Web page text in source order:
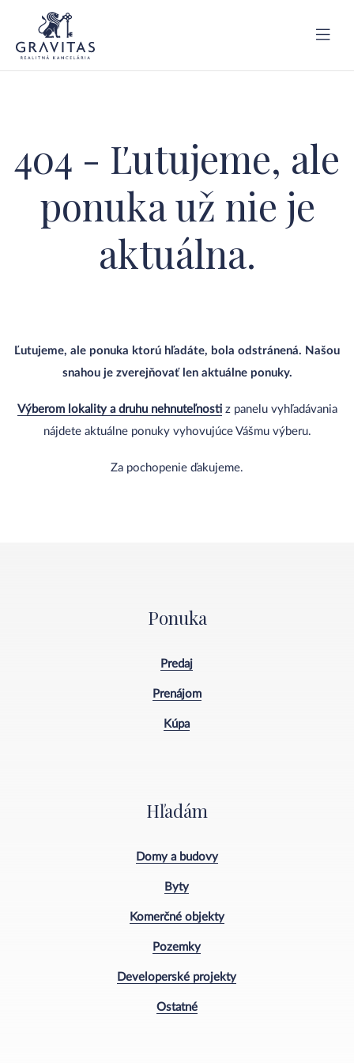
404 - Ľutujeme, ale
ponuka už nie je
aktuálna.
Ľutujeme, ale ponuka ktorú hľadáte, bola odstránená. Našou
snahou je zverejňovať len aktuálne ponuky.
Výberom lokality a druhu nehnuteľnostiz panelu vyhľadávania
nájdete aktuálne ponuky vyhovujúce Vášmu výberu.
Za pochopenie ďakujeme.
Ponuka
Predaj
Prenájom
Kúpa
Hľadám
Domy a budovy
Byty
Komerčné objekty
Pozemky
Developerské projekty
Ostatné